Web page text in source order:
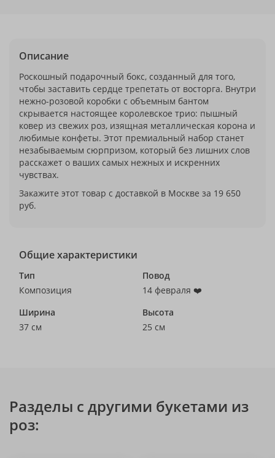
Описание
Роскошный подарочный бокс, созданный для того,
чтобы заставить сердце трепетать от восторга. Внутри
нежно-розовой коробки с объемным бантом
скрывается настоящее королевское трио: пышный
ковер из свежих роз, изящная металлическая корона и
любимые конфеты. Этот премиальный набор станет
незабываемым сюрпризом, который без лишних слов
расскажет о ваших самых нежных и искренних
чувствах.
Закажите этот товар с доставкой в Москве за 19 650
руб.
Общие характеристики
Тип
Композиция
Повод
14 февраля ❤️
Ширина
37 см
Высота
25 см
Разделы с другими букетами из
роз: